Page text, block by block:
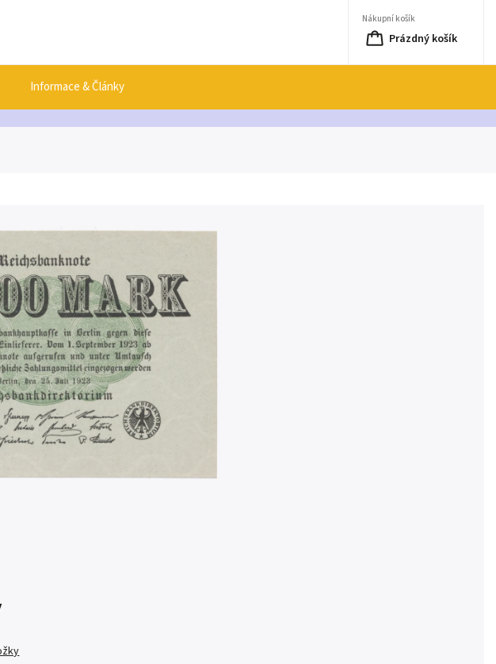
Nákupní košík
Prázdný košík
Informace & Články